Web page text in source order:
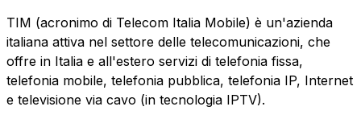
TIM (acronimo di Telecom Italia Mobile) è un'azienda
italiana attiva nel settore delle telecomunicazioni, che
offre in Italia e all'estero servizi di telefonia fissa,
telefonia mobile, telefonia pubblica, telefonia IP, Internet
e televisione via cavo (in tecnologia IPTV).